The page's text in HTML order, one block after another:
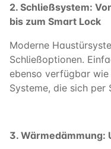
2. Schließsystem:
bis zum Smart Lock
Moderne
Schließoptionen.
ebenso verfügbar
Systeme, die sich per
3. Wärmedämmung: